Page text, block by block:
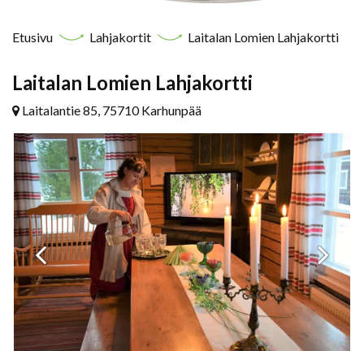
Etusivu Lahjakortit Laitalan Lomien Lahjakortti
Laitalan Lomien Lahjakortti
Laitalantie 85, 75710 Karhunpää